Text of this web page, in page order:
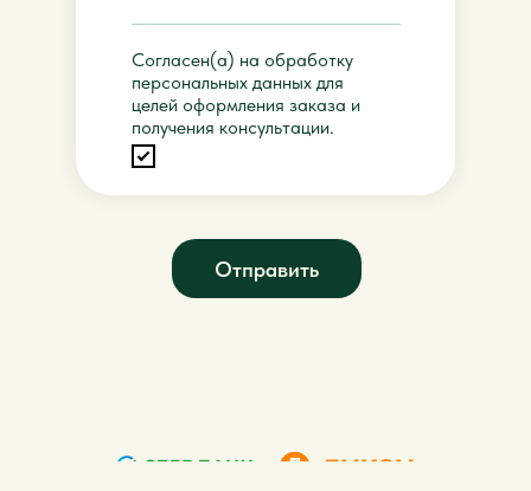
Согласен(а) на обработку
персональных данных для
целей оформления заказа и
получения консультации.
Отправить